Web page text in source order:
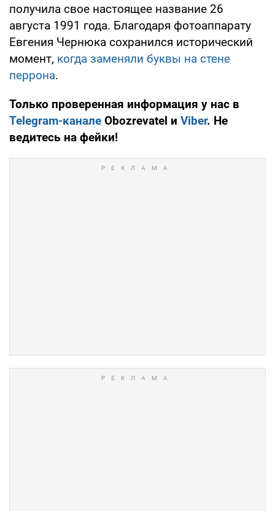
получила свое настоящее название 26
августа 1991 года. Благодаря фотоаппарату
Евгения Чернюка сохранился исторический
момент, когда заменяли буквы на стене
перрона.
Только проверенная информация у нас в
Telegram-канале Obozrevatel и Viber. Не
ведитесь на фейки!